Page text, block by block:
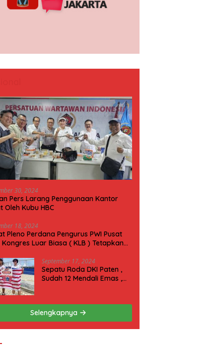
30, 2024
Pers Larang Penggunaan Kantor
Oleh Kubu HBC
18, 2024
Pleno Perdana Pengurus PWI Pusat
Kongres Luar Biasa ( KLB ) Tetapkan
September 17, 2024
Sepatu Roda DKI Paten ,
Sudah 12 Mendali Emas ,
Selengkapnya